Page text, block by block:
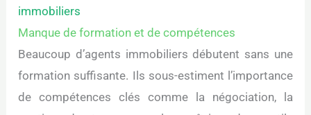
immobiliers
Manque de formation et de compétences
Beaucoup d’agents immobiliers débutent sans une
formation suffisante. Ils sous-estiment l’importance
de compétences clés comme la négociation, la